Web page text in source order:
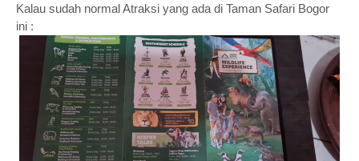
Kalau sudah normal Atraksi yang ada di Taman Safari Bogor
ini :